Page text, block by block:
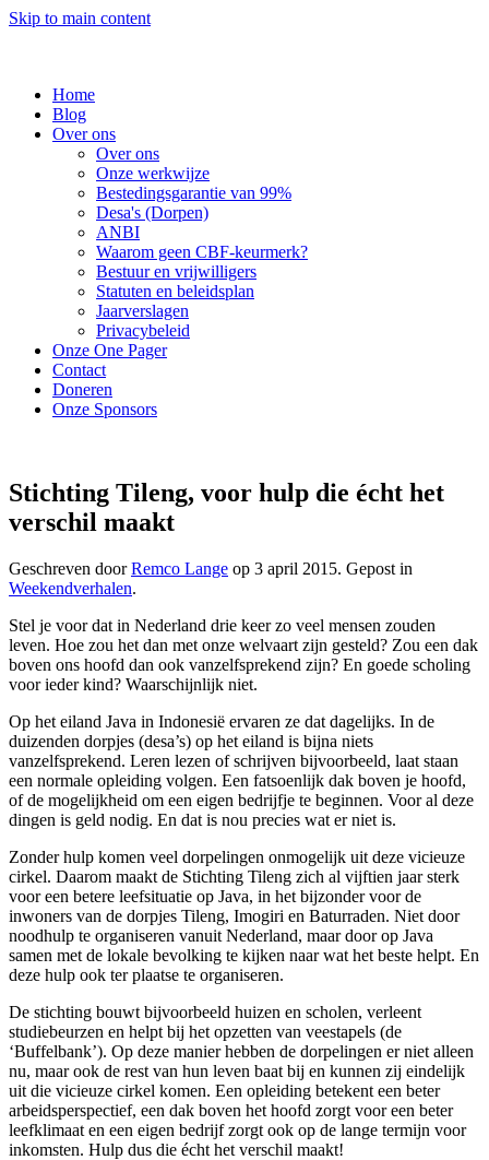
Skip to main content
Home
Blog
Over ons
Over ons
Onze werkwijze
Bestedingsgarantie van 99%
Desa's (Dorpen)
ANBI
Waarom geen CBF-keurmerk?
Bestuur en vrijwilligers
Statuten en beleidsplan
Jaarverslagen
Privacybeleid
Onze One Pager
Contact
Doneren
Onze Sponsors
Stichting Tileng, voor hulp die écht het
verschil maakt
Geschreven doorRemco Lange op 3 april 2015. Gepost in
Weekendverhalen.
Stel je voor dat in Nederland drie keer zo veel mensen zouden
leven. Hoe zou het dan met onze welvaart zijn gesteld? Zou een dak
boven ons hoofd dan ook vanzelfsprekend zijn? En goede scholing
voor ieder kind? Waarschijnlijk niet.
Op het eiland Java in Indonesië ervaren ze dat dagelijks. In de
duizenden dorpjes (desa’s) op het eiland is bijna niets
vanzelfsprekend. Leren lezen of schrijven bijvoorbeeld, laat staan
een normale opleiding volgen. Een fatsoenlijk dak boven je hoofd,
of de mogelijkheid om een eigen bedrijfje te beginnen. Voor al deze
dingen is geld nodig. En dat is nou precies wat er niet is.
Zonder hulp komen veel dorpelingen onmogelijk uit deze vicieuze
cirkel. Daarom maakt de Stichting Tileng zich al vijftien jaar sterk
voor een betere leefsituatie op Java, in het bijzonder voor de
inwoners van de dorpjes Tileng, Imogiri en Baturraden. Niet door
noodhulp te organiseren vanuit Nederland, maar door op Java
samen met de lokale bevolking te kijken naar wat het beste helpt. En
deze hulp ook ter plaatse te organiseren.
De stichting bouwt bijvoorbeeld huizen en scholen, verleent
studiebeurzen en helpt bij het opzetten van veestapels (de
‘Buffelbank’). Op deze manier hebben de dorpelingen er niet alleen
nu, maar ook de rest van hun leven baat bij en kunnen zij eindelijk
uit die vicieuze cirkel komen. Een opleiding betekent een beter
arbeidsperspectief, een dak boven het hoofd zorgt voor een beter
leefklimaat en een eigen bedrijf zorgt ook op de lange termijn voor
inkomsten. Hulp dus die écht het verschil maakt!